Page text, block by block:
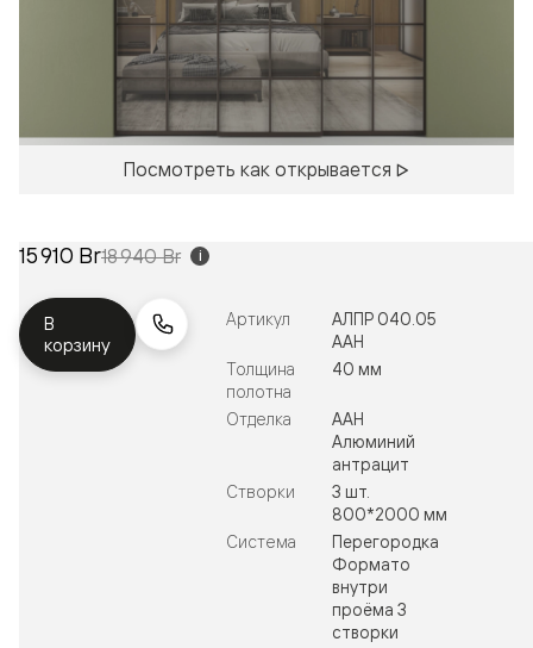
Посмотреть как открывается
15 910 Br18 940 Br i
В
корзину
Артикул
АЛПР 040.05
ААН
Толщина
полотна
40 мм
Отделка
ААН
Алюминий
антрацит
Створки
3 шт.
800*2000 мм
Система
Перегородка
Формато
внутри
проёма 3
створки